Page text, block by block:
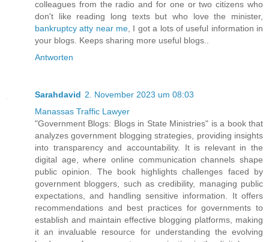
colleagues from the radio and for one or two citizens who
don't like reading long texts but who love the minister,
bankruptcy atty near me , I got a lots of useful information in
your blogs. Keeps sharing more useful blogs..
Antworten
Sarahdavid 2. November 2023 um 08:03
Manassas Traffic Lawyer
"Government Blogs: Blogs in State Ministries" is a book that
analyzes government blogging strategies, providing insights
into transparency and accountability. It is relevant in the
digital age, where online communication channels shape
public opinion. The book highlights challenges faced by
government bloggers, such as credibility, managing public
expectations, and handling sensitive information. It offers
recommendations and best practices for governments to
establish and maintain effective blogging platforms, making
it an invaluable resource for understanding the evolving